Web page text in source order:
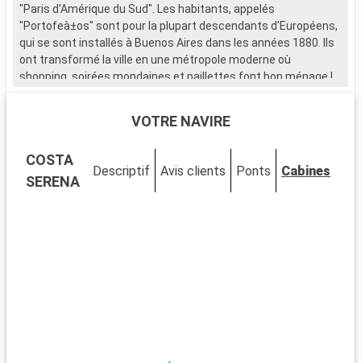
"Paris d'Amérique du Sud". Les habitants, appelés
"Portofeà±os" sont pour la plupart descendants d'Européens,
qui se sont installés à Buenos Aires dans les années 1880. Ils
ont transformé la ville en une métropole moderne où
shopping, soirées mondaines et paillettes font bon ménage !
VOTRE NAVIRE
COSTA
SERENA
Descriptif Avis clients Ponts Cabines